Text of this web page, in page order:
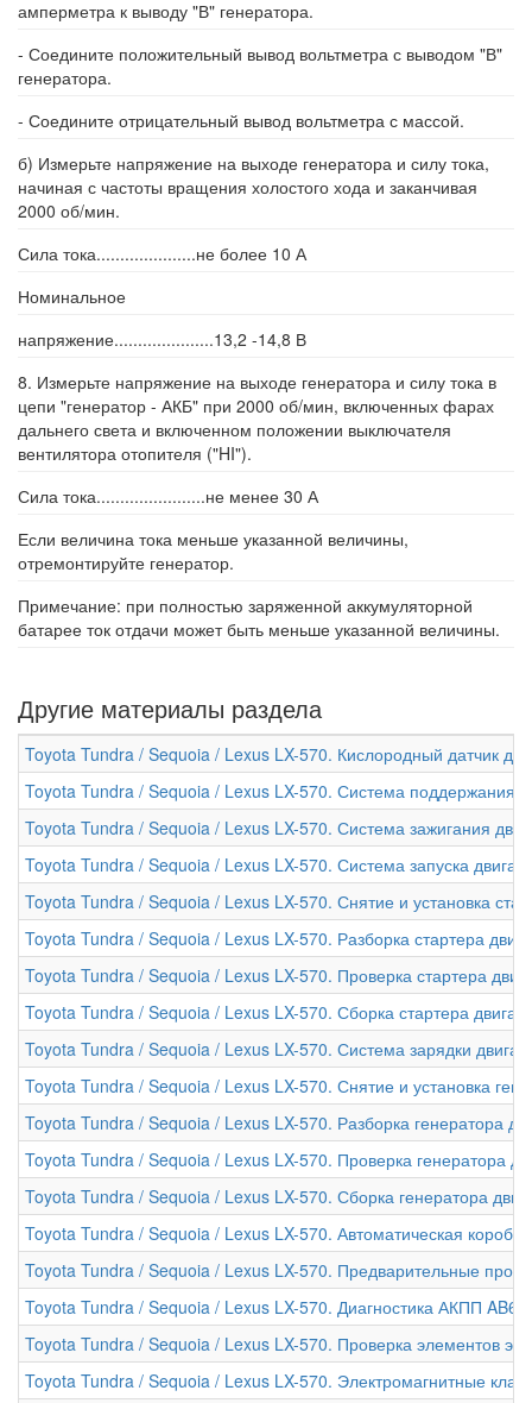
амперметра к выводу "В" генератора.
- Соедините положительный вывод вольтметра с выводом "В"
генератора.
- Соедините отрицательный вывод вольтметра с массой.
б) Измерьте напряжение на выходе генератора и силу тока,
начиная с частоты вращения холостого хода и заканчивая
2000 об/мин.
Сила тока.....................не более 10 А
Номинальное
напряжение.....................13,2 -14,8 В
8. Измерьте напряжение на выходе генератора и силу тока в
цепи "генератор - АКБ" при 2000 об/мин, включенных фарах
дальнего света и включенном положении выключателя
вентилятора отопителя ("HI").
Сила тока.......................не менее 30 А
Если величина тока меньше указанной величины,
отремонтируйте генератор.
Примечание: при полностью заряженной аккумуляторной
батарее ток отдачи может быть меньше указанной величины.
Другие материалы раздела
Toyota Tundra / Sequoia / Lexus LX-570. Кислородный датчик
Toyota Tundra / Sequoia / Lexus LX-570. Система поддержания
Toyota Tundra / Sequoia / Lexus LX-570. Система зажигания
Toyota Tundra / Sequoia / Lexus LX-570. Система запуска
Toyota Tundra / Sequoia / Lexus LX-570. Снятие и установка
Toyota Tundra / Sequoia / Lexus LX-570. Разборка стартера
Toyota Tundra / Sequoia / Lexus LX-570. Проверка стартера
Toyota Tundra / Sequoia / Lexus LX-570. Сборка стартера
Toyota Tundra / Sequoia / Lexus LX-570. Система зарядки
Toyota Tundra / Sequoia / Lexus LX-570. Снятие и установка
Toyota Tundra / Sequoia / Lexus LX-570. Разборка генератора
Toyota Tundra / Sequoia / Lexus LX-570. Проверка генератора
Toyota Tundra / Sequoia / Lexus LX-570. Сборка генератора
Toyota Tundra / Sequoia / Lexus LX-570. Автоматическая
Toyota Tundra / Sequoia / Lexus LX-570. Предварительные
Toyota Tundra / Sequoia / Lexus LX-570. Диагностика АКПП
Toyota Tundra / Sequoia / Lexus LX-570. Проверка элементов
Toyota Tundra / Sequoia / Lexus LX-570. Электромагнитные